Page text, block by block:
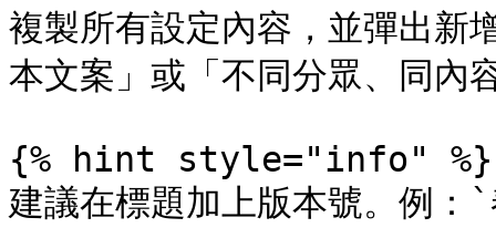
複製所有設定內容，並彈出新
本文案」或「不同分眾、同內
{% hint style="info" %}
建議在標題加上版本號。例